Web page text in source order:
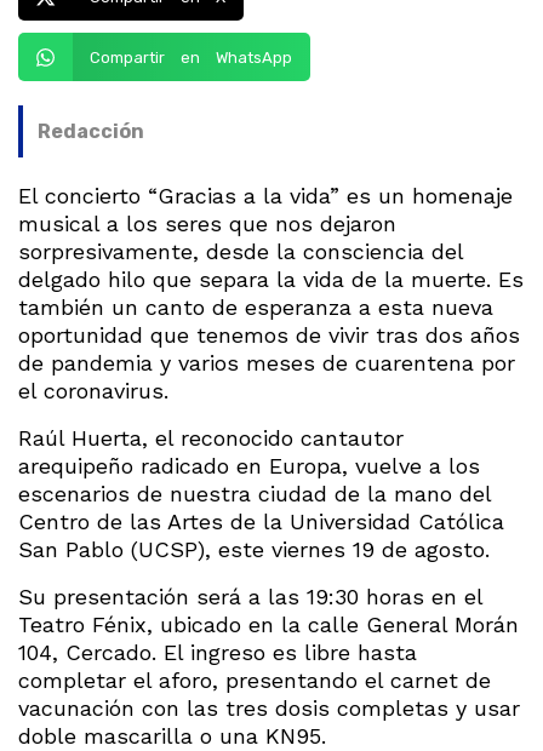
Compartir en WhatsApp
Redacción
El concierto “Gracias a la vida” es un homenaje
musical a los seres que nos dejaron
sorpresivamente, desde la consciencia del
delgado hilo que separa la vida de la muerte. Es
también un canto de esperanza a esta nueva
oportunidad que tenemos de vivir tras dos años
de pandemia y varios meses de cuarentena por
el coronavirus.
Raúl Huerta, el reconocido cantautor
arequipeño radicado en Europa, vuelve a los
escenarios de nuestra ciudad de la mano del
Centro de las Artes de la Universidad Católica
San Pablo (UCSP), este viernes 19 de agosto.
Su presentación será a las 19:30 horas en el
Teatro Fénix, ubicado en la calle General Morán
104, Cercado. El ingreso es libre hasta
completar el aforo, presentando el carnet de
vacunación con las tres dosis completas y usar
doble mascarilla o una KN95.